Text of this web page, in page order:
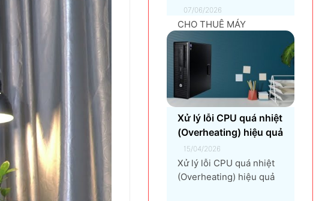
07/06/2026
CHO THUÊ MÁY
NGHIỆP TẠI BẮC NINH,
BẮC GIANG, HẢI
DƯƠNG, HƯNG YÊN,
THÁI NGUYÊN Giải pháp
thuê máy photocopy tối
ưu dành cho doanh
nghiệp Trong thời đại
chuyển đổi số và tối ưu
chi phí vận hành, ngày
càng nhiều doanh
Xử lý lỗi CPU quá nhiệt
(Overheating) hiệu quả
15/04/2026
Xử lý lỗi CPU quá nhiệt
(Overheating) hiệu quả